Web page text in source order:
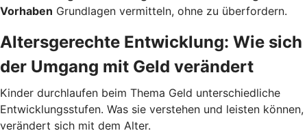
Vorhaben Grundlagen vermitteln, ohne zu überfordern.
Altersgerechte Entwicklung: Wie sich
der Umgang mit Geld verändert
Kinder durchlaufen beim Thema Geld unterschiedliche
Entwicklungsstufen. Was sie verstehen und leisten können,
verändert sich mit dem Alter.